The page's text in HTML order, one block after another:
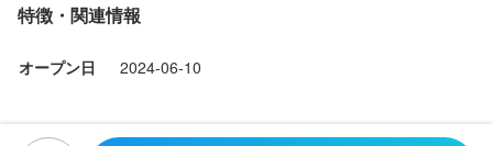
特徴・関連情報
オープン日 2024-06-10